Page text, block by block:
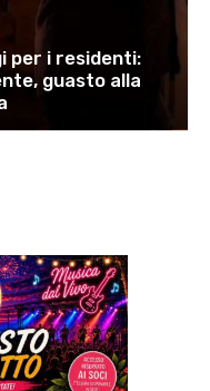
per i residenti:
guasto alla